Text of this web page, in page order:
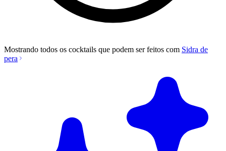
Mostrando todos os cocktails que podem ser feitos com Sidra de
pera